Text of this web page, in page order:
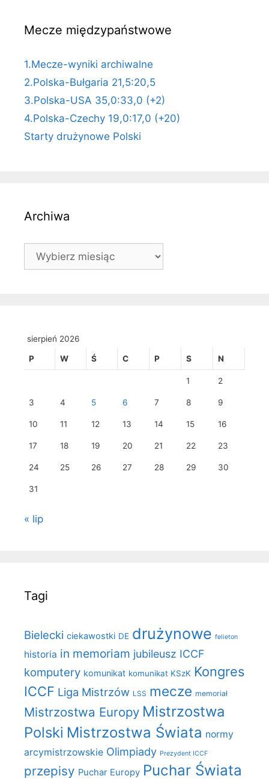
Mecze międzypaństwowe
1.Mecze-wyniki archiwalne
2.Polska-Bułgaria 21,5:20,5
3.Polska-USA 35,0:33,0 (+2)
4.Polska-Czechy 19,0:17,0 (+20)
Starty drużynowe Polski
Archiwa
Archiwa
sierpień 2026
P W Ś C P S N
1 2
3 4 5 6 7 8 9
10 11 12 13 14 15 16
17 18 19 20 21 22 23
24 25 26 27 28 29 30
31
« lip
Tagi
Bielecki ciekawostki DE drużynowe felieton
historia in memoriam jubileusz ICCF
komputery komunikat komunikat KSzK Kongres
ICCF Liga Mistrzów LSS mecze memoriał
Mistrzostwa Europy Mistrzostwa
Polski Mistrzostwa Świata normy
arcymistrzowskie Olimpiady Prezydent ICCF
przepisy Puchar Europy Puchar Świata